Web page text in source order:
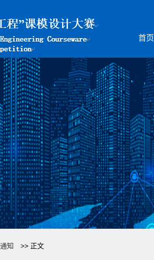
首页
知 >> 正文